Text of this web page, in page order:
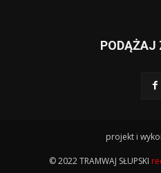
PODĄŻAJ
projekt i
© 2022 TRAMWAJ SŁUPSKI